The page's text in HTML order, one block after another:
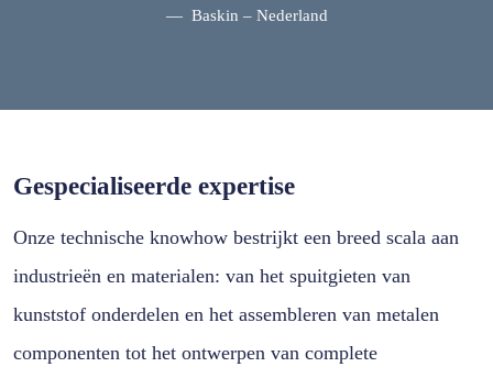
Baskin – Nederland
Gespecialiseerde expertise
Onze technische knowhow bestrijkt een breed scala aan
industrieën en materialen: van het spuitgieten van
kunststof onderdelen en het assembleren van metalen
componenten tot het ontwerpen van complete